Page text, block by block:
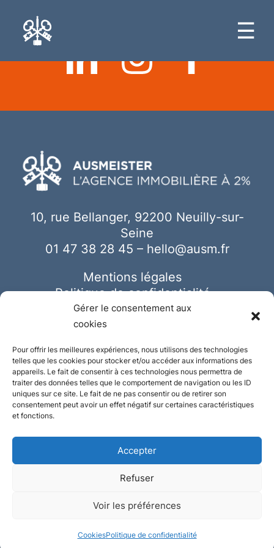
Gérer le consentement aux
cookies
Pour offrir les meilleures expériences, nous utilisons des technologies
telles que les cookies pour stocker et/ou accéder aux informations des
appareils. Le fait de consentir à ces technologies nous permettra de
traiter des données telles que le comportement de navigation ou les ID
uniques sur ce site. Le fait de ne pas consentir ou de retirer son
consentement peut avoir un effet négatif sur certaines caractéristiques
et fonctions.
Accepter
Refuser
Voir les préférences
CookiesPolitique de confidentialité
☰
10, rue Bellanger, 92200 Neuilly-sur-
Seine
01 47 38 28 45 – hello@ausm.fr
Mentions légales
Politique de confidentialité
Cookies
Conception et réalisation :Plate